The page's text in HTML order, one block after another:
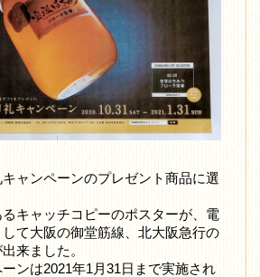
ャンペーンのプレゼント商品に選
キャッチコピーのポスターが、電
て大阪の御堂筋線、北大阪急行の
来ました。
ンは2021年1月31日まで実施され